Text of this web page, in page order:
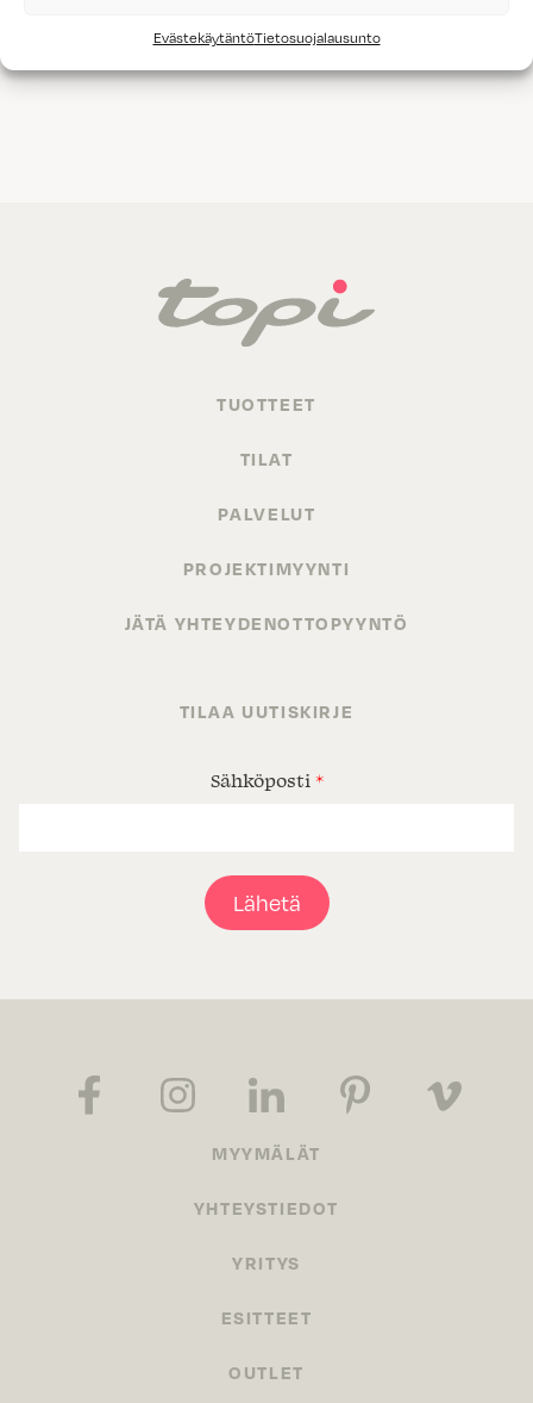
EvästekäytäntöTietosuojalausuntoKvintetti
TUOTTEET
TILAT
PALVELUT
PROJEKTIMYYNTI
JÄTÄ YHTEYDENOTTOPYYNTÖ
TILAA UUTISKIRJE
Sähköposti *
Lähetä
MYYMÄLÄT
YHTEYSTIEDOT
YRITYS
ESITTEET
OUTLET